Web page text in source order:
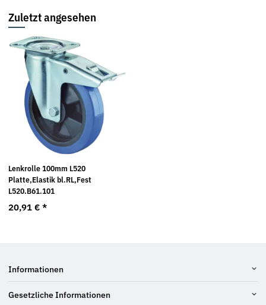
Zuletzt angesehen
Lenkrolle 100mm L520
Platte,Elastik bl.RL,Fest
L520.B61.101
20,91 € *
Informationen
Gesetzliche Informationen